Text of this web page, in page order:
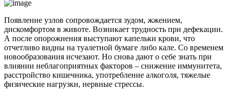
Появление узлов сопровождается зудом, жжением,
дискомфортом в животе. Возникает трудность при дефекации.
А после опорожнения выступают капельки крови, что
отчетливо видны на туалетной бумаге либо кале. Со временем
новообразования исчезают. Но снова дают о себе знать при
влиянии неблагоприятных факторов – снижение иммунитета,
расстройство кишечника, употребление алкоголя, тяжелые
физические нагрузки, нервные стрессы.